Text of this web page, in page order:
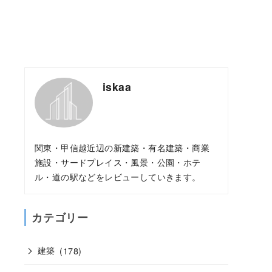
iskaa
関東・甲信越近辺の新建築・有名建築・商業
施設・サードプレイス・風景・公園・ホテ
ル・道の駅などをレビューしていきます。
カテゴリー
建築 (178)